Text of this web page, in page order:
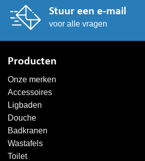
Stuur een e-mail
voor alle vragen
Producten
Onze merken
Accessoires
Ligbaden
Douche
Badkranen
Wastafels
Toilet